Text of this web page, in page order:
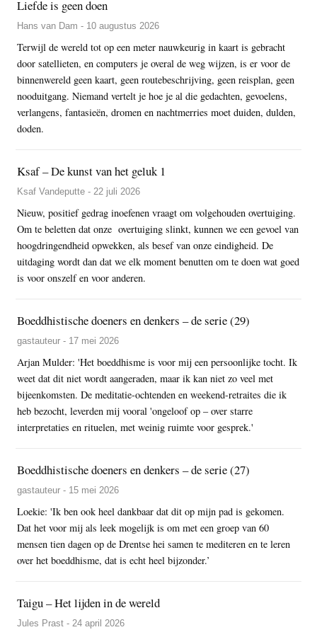
Liefde is geen doen
Hans van Dam - 10 augustus 2026
Terwijl de wereld tot op een meter nauwkeurig in kaart is gebracht
door satellieten, en computers je overal de weg wijzen, is er voor de
binnenwereld geen kaart, geen routebeschrijving, geen reisplan, geen
nooduitgang. Niemand vertelt je hoe je al die gedachten, gevoelens,
verlangens, fantasieën, dromen en nachtmerries moet duiden, dulden,
doden.
Ksaf – De kunst van het geluk 1
Ksaf Vandeputte - 22 juli 2026
Nieuw, positief gedrag inoefenen vraagt om volgehouden overtuiging.
Om te beletten dat onze overtuiging slinkt, kunnen we een gevoel van
hoogdringendheid opwekken, als besef van onze eindigheid. De
uitdaging wordt dan dat we elk moment benutten om te doen wat goed
is voor onszelf en voor anderen.
Boeddhistische doeners en denkers – de serie (29)
gastauteur - 17 mei 2026
Arjan Mulder: 'Het boeddhisme is voor mij een persoonlijke tocht. Ik
weet dat dit niet wordt aangeraden, maar ik kan niet zo veel met
bijeenkomsten. De meditatie-ochtenden en weekend-retraites die ik
heb bezocht, leverden mij vooral 'ongeloof op – over starre
interpretaties en rituelen, met weinig ruimte voor gesprek.'
Boeddhistische doeners en denkers – de serie (27)
gastauteur - 15 mei 2026
Loekie: 'Ik ben ook heel dankbaar dat dit op mijn pad is gekomen.
Dat het voor mij als leek mogelijk is om met een groep van 60
mensen tien dagen op de Drentse hei samen te mediteren en te leren
over het boeddhisme, dat is echt heel bijzonder.’
Taigu – Het lijden in de wereld
Jules Prast - 24 april 2026